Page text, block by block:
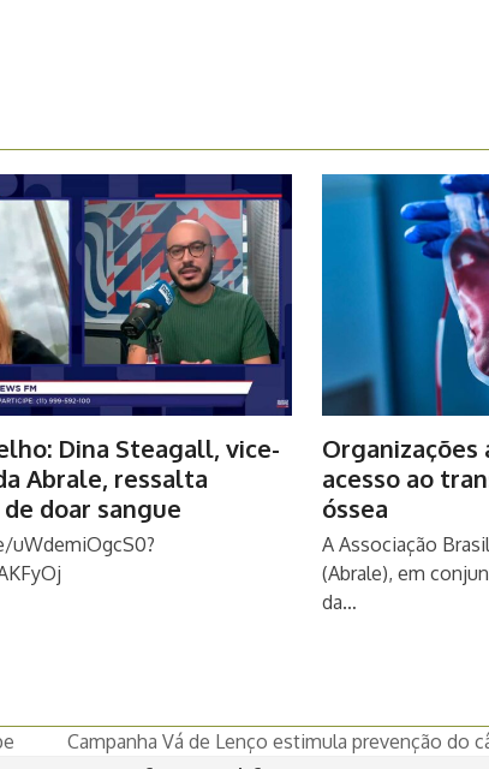
Dina Steagall, vice-
Abrale, ressalta
doar sangue
acesso ao
óssea
A Associação
(Abrale), em
da…
next
Campanha Vá de Lenço estimula prevenção do